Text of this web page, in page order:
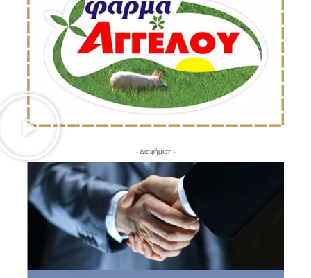
- Διαφήμιση -